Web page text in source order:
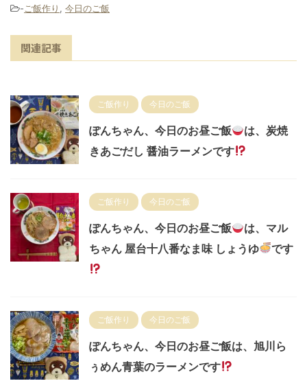
- ご飯作り , 今日のご飯
関連記事
ご飯作り 今日のご飯
ぽんちゃん、今日のお昼ご飯
は、炭焼
きあごだし 醤油ラーメンです
ご飯作り 今日のご飯
ぽんちゃん、今日のお昼ご飯
は、マル
ちゃん 屋台十八番なま味 しょうゆ
です
ご飯作り 今日のご飯
ぽんちゃん、今日のお昼ご飯は、旭川ら
ぅめん青葉のラーメンです